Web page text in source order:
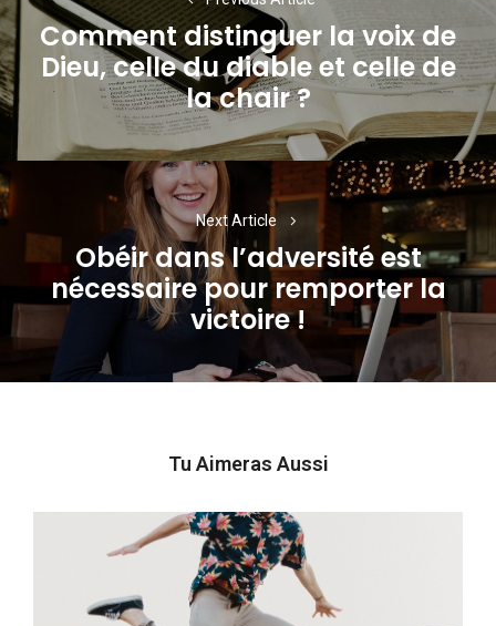
l’article
Previous
post:
Comment distinguer la voix de
Dieu, celle du diable et celle de
la chair ?
Next Article
Next
post:
Obéir dans l’adversité est
nécessaire pour remporter la
victoire !
Tu Aimeras Aussi